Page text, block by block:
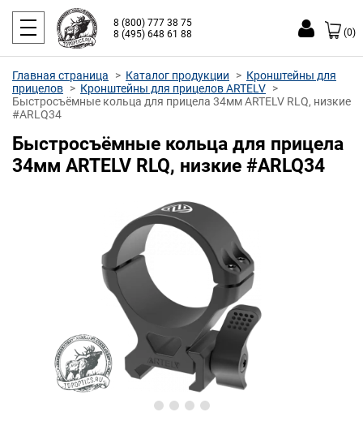
8 (800) 777 38 75
8 (495) 648 61 88
(0)
Главная страница Каталог продукции
Кронштейны для
прицелов
Кронштейны для прицелов ARTELV
Быстросъёмные кольца для прицела 34мм ARTELV RLQ, низкие
#ARLQ34
Быстросъёмные кольца для прицела
34мм ARTELV RLQ, низкие #ARLQ34